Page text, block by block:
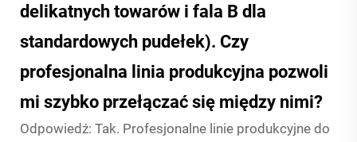
delikatnych towarów i fala B dla
standardowych pudełek). Czy
profesjonalna linia produkcyjna pozwoli
mi szybko przełączać się między nimi?
Odpowiedź: Tak. Profesjonalne linie produkcyjne do